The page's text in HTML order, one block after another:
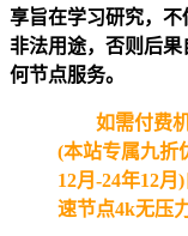
享旨在学习研究，
非法用途，否则后
何节点服务。
如需付费
(本站专属九折
12月-24年12
速节点4k无压力